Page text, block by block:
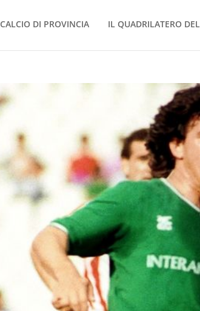
CALCIO DI PROVINCIA IL QUADRILATERO